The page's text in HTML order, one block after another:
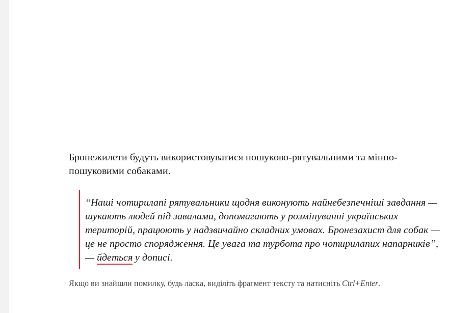
Бронежилети будуть використовуватися пошуково-рятувальними та мінно-
пошуковими собаками.
“Наші чотирилапі рятувальники щодня виконують найнебезпечніші завдання —
шукають людей під завалами, допомагають у розмінуванні українських
територій, працюють у надзвичайно складних умовах. Бронезахист для собак —
це не просто спорядження. Це увага та турбота про чотирилапих напарників”,
— йдетьсяу дописі.
Якщо ви знайшли помилку, будь ласка, виділіть фрагмент тексту та натисніть Ctrl+Enter.